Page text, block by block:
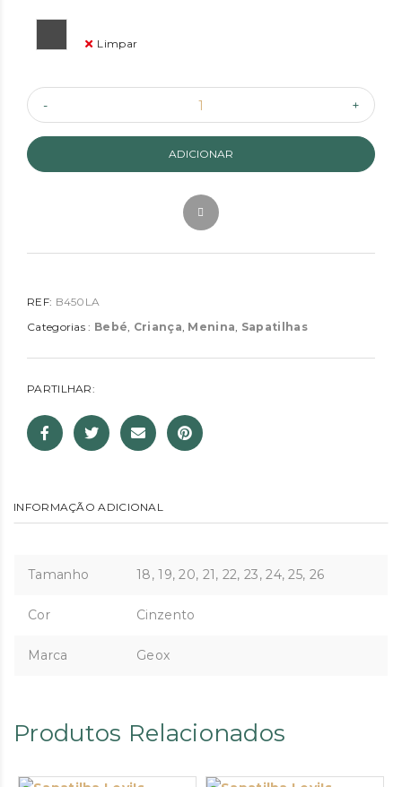
Limpar
ADICIONAR
REF: B450LA
Categorias : Bebé, Criança, Menina, Sapatilhas
PARTILHAR:
INFORMAÇÃO ADICIONAL
Tamanho 18, 19, 20, 21, 22, 23, 24, 25, 26
Cor Cinzento
Marca Geox
Produtos Relacionados